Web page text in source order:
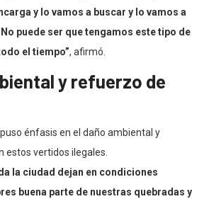
y lo vamos a buscar y lo vamos a
puede ser que tengamos este tipo de
el tiempo”, afirmó.
y refuerzo de
énfasis en el daño ambiental y
estos vertidos ilegales.
la ciudad dejan en condiciones
buena parte de nuestras quebradas y